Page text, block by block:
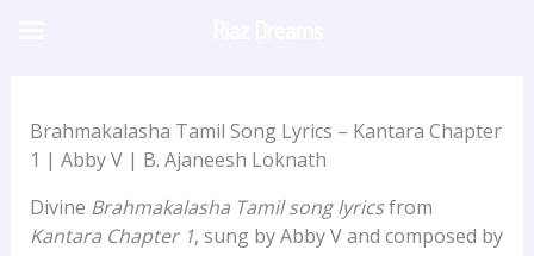
Brahmakalasha Tamil Song Lyrics – Kantara Chapter
1 | Abby V | B. Ajaneesh Loknath
Divine Brahmakalasha Tamil song lyricsfrom
Kantara Chapter 1, sung by Abby V and composed by